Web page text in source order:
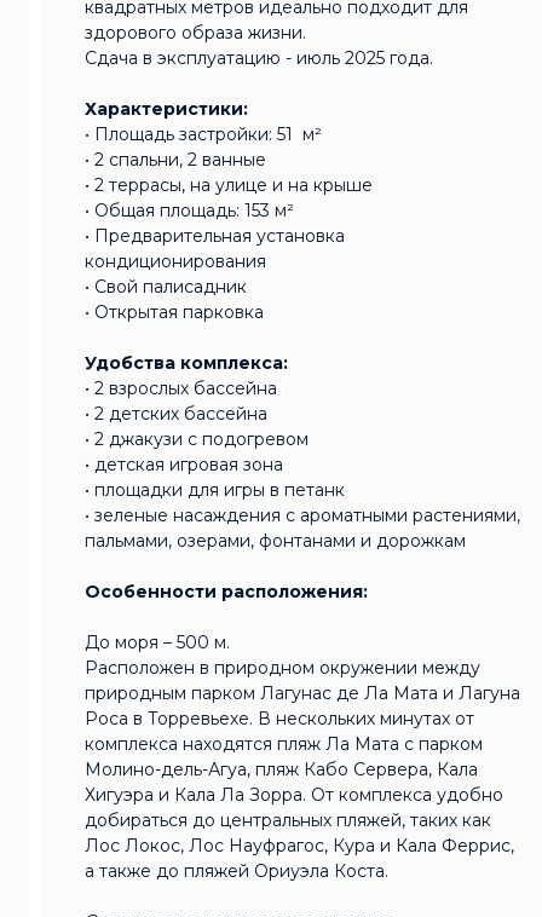
квадратных метров идеально подходит для
здорового образа жизни.
Сдача в эксплуатацию - июль 2025 года.
Характеристики:
• Площадь застройки: 51 м²
• 2 спальни, 2 ванные
• 2 террасы, на улице и на крыше
• Общая площадь: 153 м²
• Предварительная установка
кондиционирования
• Свой палисадник
• Открытая парковка
Удобства комплекса:
• 2 взрослых бассейна
• 2 детских бассейна
• 2 джакузи с подогревом
• детская игровая зона
• площадки для игры в петанк
• зеленые насаждения с ароматными растениями,
пальмами, озерами, фонтанами и дорожкам
Особенности расположения:
До моря – 500 м.
Расположен в природном окружении между
природным парком Лагунас де Ла Мата и Лагуна
Роса в Торревьехе. В нескольких минутах от
комплекса находятся пляж Ла Мата с парком
Молино-дель-Агуа, пляж Кабо Сервера, Кала
Хигуэра и Кала Ла Зорра. От комплекса удобно
добираться до центральных пляжей, таких как
Лос Локос, Лос Науфрагос, Кура и Кала Феррис,
а также до пляжей Ориуэла Коста.